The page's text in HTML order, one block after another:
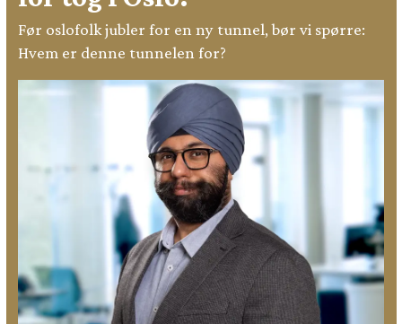
Før oslofolk jubler for en ny tunnel, bør vi spørre:
Hvem er denne tunnelen for?